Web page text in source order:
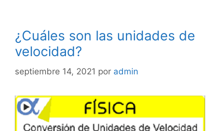
¿Cuáles son las unidades de
velocidad?
septiembre 14, 2021 por admin